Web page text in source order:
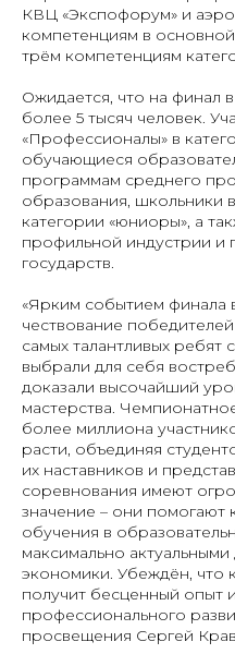
КВЦ «Экспофорум» и
компетенциям в
трём компетенциям
Ожидается, что на финал
более 5 тысяч человек.
«Профессионалы» в
обучающиеся
программам среднего
образования, школьники
категории «юниоры», а
профильной индустрии и
государств.
«Ярким событием финала
чествование
самых талантливых ребят
выбрали для себя
доказали высочайший
мастерства.
более миллиона
расти, объединяя
их наставников и
соревнования имеют
значение – они помогают
обучения в
максимально
экономики. Убеждён, что
получит бесценный опыт
профессионального
просвещения Сергей